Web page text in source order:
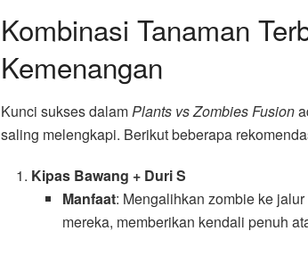
Kombinasi Tanaman
Kemenangan
Kunci sukses dalamPlants vs Zombies Fusion
saling melengkapi. Berikut beberapa
Kipas Bawang + Duri S
Manfaat: Mengalihkan zombie ke
mereka, memberikan kendali penuh